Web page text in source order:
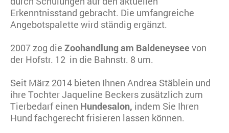
Erkenntnisstand gebracht. Die umfangreiche
Angebotspalette wird ständig ergänzt.
2007 zog die Zoohandlung am Baldeneysee von
der Hofstr. 12 in die Bahnstr. 8 um.
Seit März 2014 bieten Ihnen Andrea Stäblein und
ihre Tochter Jaqueline Beckers zusätzlich zum
Tierbedarf einen Hundesalon, indem Sie Ihren
Hund fachgerecht frisieren lassen können.